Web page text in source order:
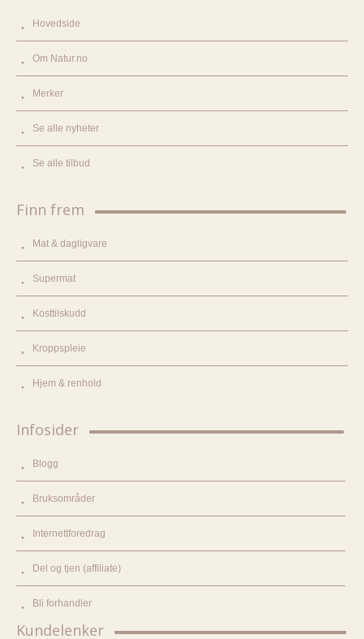
Hovedside
Om Natur.no
Merker
Se alle nyheter
Se alle tilbud
Finn frem
Mat & dagligvare
Supermat
Kosttilskudd
Kroppspleie
Hjem & renhold
Infosider
Blogg
Bruksområder
Internettforedrag
Del og tjen (affiliate)
Bli forhandler
Kundelenker